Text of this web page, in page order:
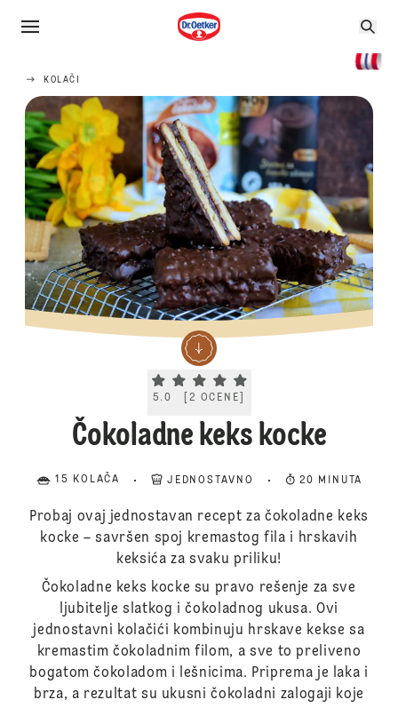
KOLAČI
Current rating 5.0. Click to rate.
5.0 2 OCENE
Čokoladne keks kocke
15 KOLAČA JEDNOSTAVNO 20 MINUTA
Probaj ovaj jednostavan recept za čokoladne keks
kocke – savršen spoj kremastog fila i hrskavih
keksića za svaku priliku!
Čokoladne keks kocke su pravo rešenje za sve
ljubitelje slatkog i čokoladnog ukusa. Ovi
jednostavni kolačići kombinuju hrskave kekse sa
kremastim čokoladnim filom, a sve to preliveno
bogatom čokoladom i lešnicima. Priprema je laka i
brza, a rezultat su ukusni čokoladni zalogaji koje